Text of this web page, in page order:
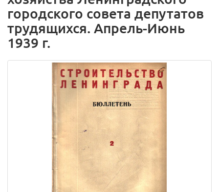
городского совета депутатов
трудящихся. Апрель-Июнь
1939 г.